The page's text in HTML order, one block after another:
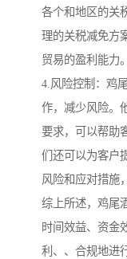
各个和地区的关
理的关税减免方
贸易的盈利能力。
4.风险控制：鸡
作，减少风险。
要求，可以帮助
们还可以为客户
风险和应对措施
综上所述，鸡尾
时间效益、资金
利、、合规地进